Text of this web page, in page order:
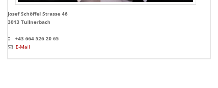
Josef Schöffel Strasse 46
3013 Tullnerbach
+43 664 526 20 65
E-Mail